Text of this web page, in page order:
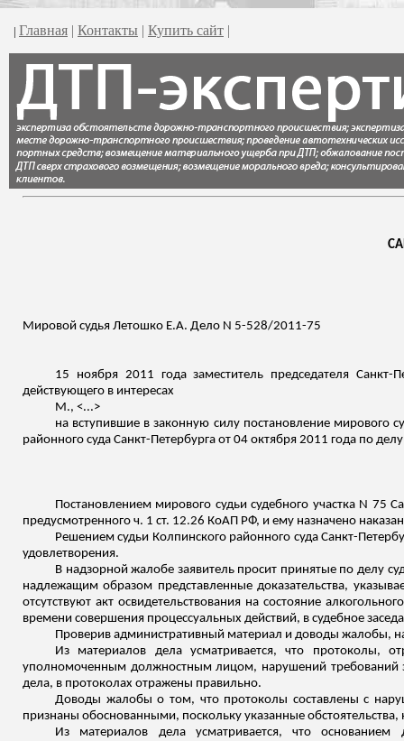
| Главная | Контакты | Купить сайт |
Мировой судья Летошко Е.А. Дело N 5-528/2011-75
15 ноября 2011 годазаместитель председателя
действующего в интересах
М., <...>
на вступившие в законную силу постановление мирового
районного суда Санкт-Петербурга от 04 октября 2011 года по
Постановлением мирового судьи судебного участка N
предусмотренного ч. 1 ст. 12.26 КоАП РФ, и ему назначено
Решением судьи Колпинскогорайонного суда Санкт-
удовлетворения.
В надзорной жалобе заявитель просит принятые по делу
надлежащимобразом представленные доказательства,
отсутствуют акт освидетельствования на состояние
времени совершения процессуальных действий, в судебное
Проверив административный материал и доводы жалобы,
Из материалов дела усматривается, что протоколы,
уполномоченным должностным лицом, нарушений требований
дела, в протоколах отражены правильно.
Доводы жалобы о том, что протоколы составлены с
признаны обоснованными, поскольку указанные
Из материалов дела усматривается, что